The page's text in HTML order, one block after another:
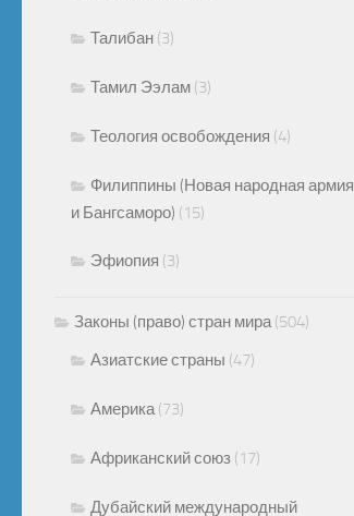
Талибан (3)
Тамил Ээлам (3)
Теология освобождения (4)
Филиппины (Новая народная армия
и Бангсаморо) (15)
Эфиопия (3)
Законы (право) стран мира (504)
Азиатские страны (47)
Америка (73)
Африканский союз (17)
Дубайский международный